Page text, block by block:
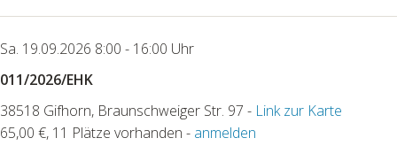
Sa. 19.09.2026 8:00 - 16:00 Uhr
011/2026/EHK
38518 Gifhorn, Braunschweiger Str. 97 - Link zur Karte
65,00 €, 11 Plätze vorhanden - anmelden